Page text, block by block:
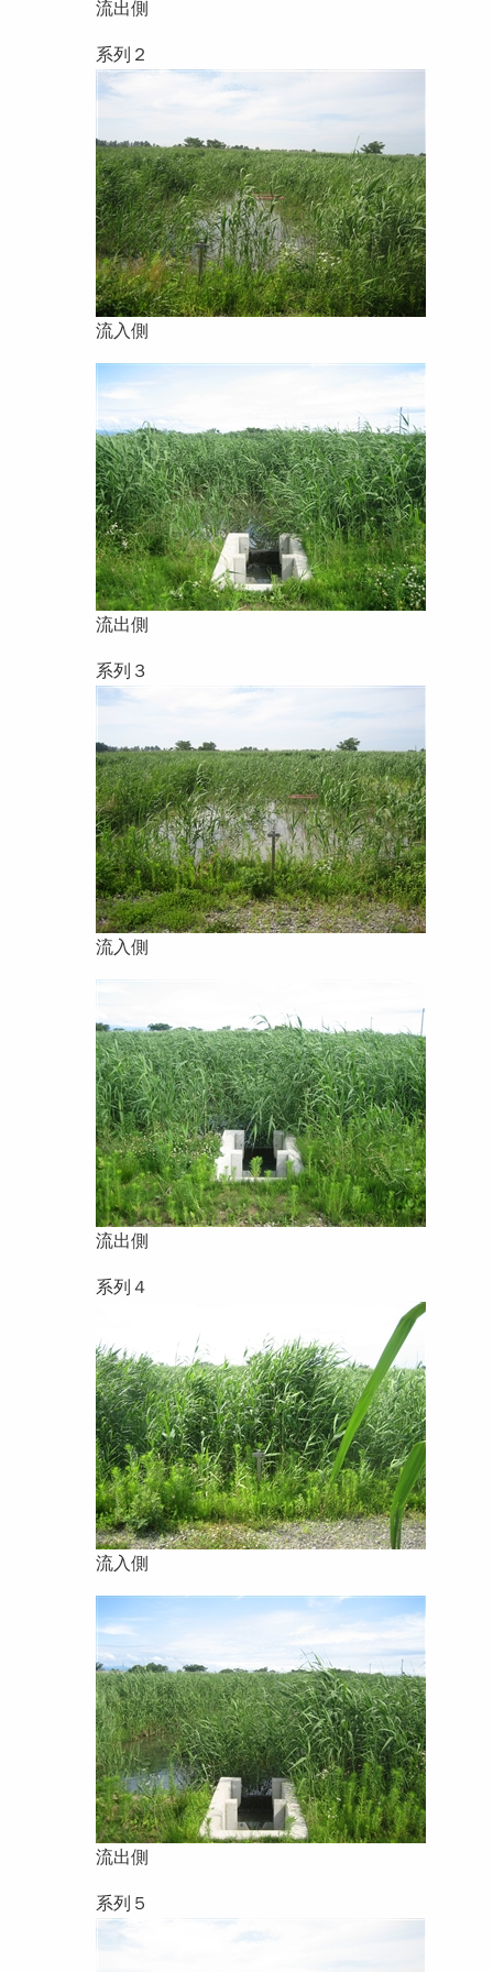
流出側
系列２
流入側
流出側
系列３
流入側
流出側
系列４
流入側
流出側
系列５